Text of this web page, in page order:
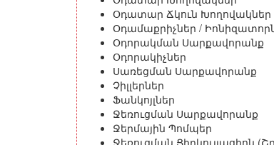
Օդատար Ճկուն Խողովակներ
Օդամաքրիչներ /
Օդորակման Սարքավորանք
Օդորակիչներ
Սառեցման Սարքավորանք
Չիլլերներ
Ֆանկոյլներ
Ջեռուցման Սարքավորանք
Ջերմային Պոմպեր
Ջեռուցման Ցիրկուլյացիոն